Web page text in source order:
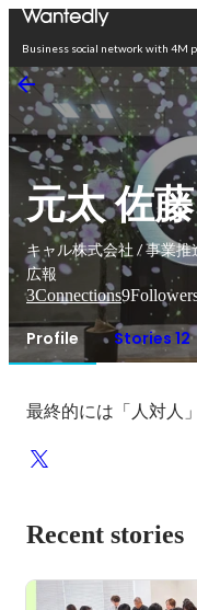
Business social network with 4M
元太 佐藤
キャル株式会社 / 事業
広報
3Connections9
Profile Stories 12
最終的には「人対人」
Recent stories